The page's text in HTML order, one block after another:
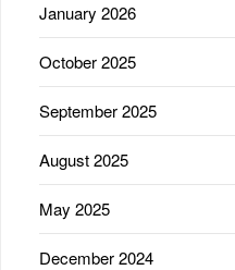
January 2026
October 2025
September 2025
August 2025
May 2025
December 2024